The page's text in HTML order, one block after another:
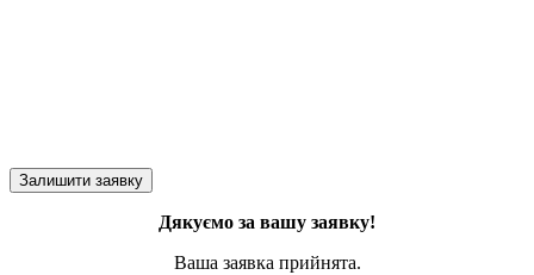
Дякуємо за вашу заявку!
Ваша заявка прийнята.